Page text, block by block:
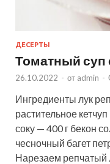
ДЕСЕРТЫ
Томатный суп
26.10.2022 - от admin -
Ингредиенты лук
растительное
соку — 400 г бекон
чесночный багет
Нарезаем репчатый